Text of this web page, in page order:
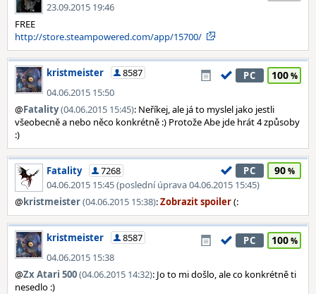
23.09.2015 19:46
FREE
http://store.steampowered.com/app/15700/
kristmeister
8587
04.06.2015 15:50
PC 100
@Fatality(04.06.2015 15:45): Neříkej, ale já to myslel jako jestli
všeobecně a nebo něco konkrétně :) Protože Abe jde hrát 4 způsoby
:)
Fatality
7268
04.06.2015 15:45 (poslední úprava 04.06.2015 15:45)
PC 90
@kristmeister(04.06.2015 15:38): (:
kristmeister
8587
04.06.2015 15:38
PC 100
@Zx Atari 500(04.06.2015 14:32): Jo to mi došlo, ale co konkrétně ti
nesedlo :)